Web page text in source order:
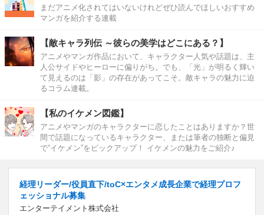
まだアニメ化されてはいないけれどぜひ読んでほしいおすすめ
マンガを紹介する連載
【敵キャラ列伝 ～彼らの美学はどこにある？】
アニメやマンガ作品において、キャラクター人気や話題は、主
人公サイドやヒーローに偏りがち。でも、「光」が明るく輝い
て見えるのは「影」の存在があってこそ。敵キャラの魅力に迫
るコラム連載。
【私のイケメン図鑑】
アニメやマンガのキャラクターに恋したことはありますか？世
間で話題になっているキャラクター、または筆者の独断と偏見
で“イケメン”をピックアップ！ イケメンの魅力をご紹介♪
経理リーダー/役員直下/toC×エンタメ成長企業で経理プロフ
ェッショナル募集
エンターテイメント株式会社